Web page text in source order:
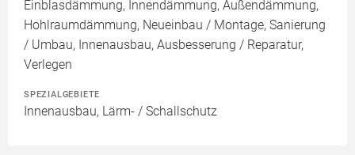
Einblasdämmung, Innendämmung, Außendämmung,
Hohlraumdämmung, Neueinbau / Montage, Sanierung
/ Umbau, Innenausbau, Ausbesserung / Reparatur,
Verlegen
SPEZIALGEBIETE
Innenausbau, Lärm- / Schallschutz